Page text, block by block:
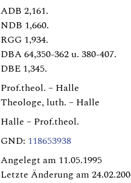
ADB 2,161.
NDB 1,660.
RGG 1,934.
DBA 64,350-362 u. 380-407.
DBE 1,345.
Prof.theol. – Halle
Theologe, luth. – Halle
Halle – Prof.theol.
GND: 118653938
Angelegt am 11.05.1995
Letzte Änderung am